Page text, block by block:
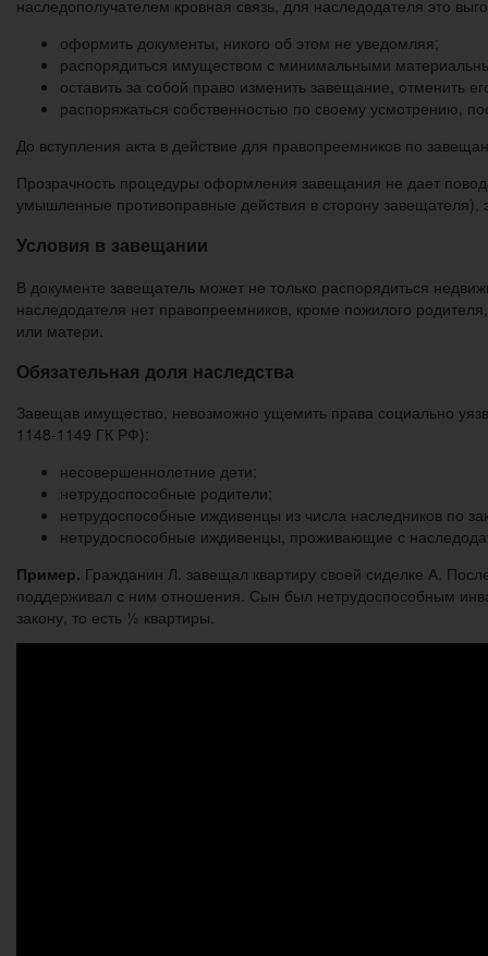
наследополучателем кровная связь, для наследодателя это
оформить документы, никого об этом не уведомляя;
распорядиться имуществом с минимальными
оставить за собой право изменить завещание, отменить
распоряжаться собственностью по своему усмотрению,
До вступления акта в действие для правопреемников по
Прозрачность процедуры оформления завещания не дает
умышленные противоправные действия в сторону завещателя),
Условия в завещании
В документе завещатель может не только распорядиться
наследодателя нет правопреемников, кроме пожилого
или матери.
Обязательная доля наследства
Завещав имущество, невозможно ущемить права социально
1148-1149 ГК РФ):
несовершеннолетние дети;
нетрудоспособные родители;
нетрудоспособные иждивенцы из числа наследников по
нетрудоспособные иждивенцы, проживающие с
Пример. Гражданин Л. завещал квартиру своей сиделке А.
поддерживал с ним отношения. Сын был нетрудоспособным
закону, то есть ½ квартиры.